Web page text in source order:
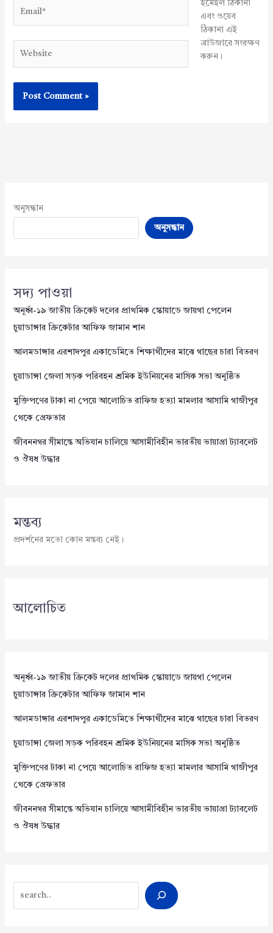
ইমেইল ঠিকানা
এবং ওয়েব
ঠিকানা এই
ব্রাউজারে সংরক্ষণ
করুন।
অনুসন্ধান
অনুসন্ধান
সদ্য পাওয়া
অনূর্ধ্ব-১৯ জাতীয় ক্রিকেট দলের প্রাথমিক স্কোয়াডে জায়গা পেলেন
চুয়াডাঙ্গার ক্রিকেটার আফিফ জামান শান
আলমডাঙ্গার এরশাদপুর একাডেমিতে শিক্ষার্থীদের মাঝে গাছের চারা বিতরণ
চুয়াডাঙ্গা জেলা সড়ক পরিবহন শ্রমিক ইউনিয়নের মাসিক সভা অনুষ্ঠিত
মুক্তিপণের টাকা না পেয়ে আলোচিত রাফিজ হত্যা মামলার আসামি গাজীপুর
থেকে গ্রেফতার
জীবননগর সীমান্তে অভিযান চালিয়ে আসামীবিহীন ভারতীয় ভায়াগ্রা ট্যাবলেট
ও ঔষধ উদ্ধার
মন্তব্য
প্রদর্শনের মতো কোন মন্তব্য নেই।
আলোচিত
অনূর্ধ্ব-১৯ জাতীয় ক্রিকেট দলের প্রাথমিক স্কোয়াডে জায়গা পেলেন
চুয়াডাঙ্গার ক্রিকেটার আফিফ জামান শান
আলমডাঙ্গার এরশাদপুর একাডেমিতে শিক্ষার্থীদের মাঝে গাছের চারা বিতরণ
চুয়াডাঙ্গা জেলা সড়ক পরিবহন শ্রমিক ইউনিয়নের মাসিক সভা অনুষ্ঠিত
মুক্তিপণের টাকা না পেয়ে আলোচিত রাফিজ হত্যা মামলার আসামি গাজীপুর
থেকে গ্রেফতার
জীবননগর সীমান্তে অভিযান চালিয়ে আসামীবিহীন ভারতীয় ভায়াগ্রা ট্যাবলেট
ও ঔষধ উদ্ধার